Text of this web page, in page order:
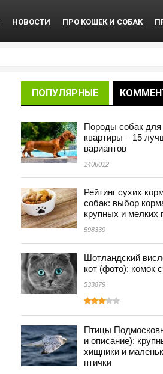
НОВОСТИ ПРО КОШЕК И СОБАК
ПОПУЛЯРНЫЕ
Породы собак для
квартиры – 15
вариантов
1406012
Рейтинг сухих
собак: выбор
крупных и мелких
598339
Шотландский
кот (фото): комок
533879
Птицы
и описание):
хищники и
птички